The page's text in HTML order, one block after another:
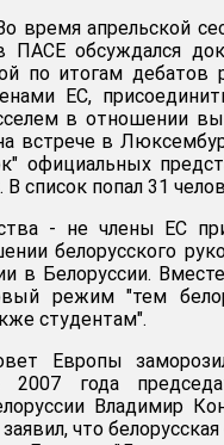
время апрельской
ПАСЕ обсуждался
по итогам дебатов
ЕС,
в отношении
встрече в
официальных
список попал 31
- не члены ЕС
белорусского
в Белоруссии.
режим "тем
студентам".
Европы
2007 года
Владимир
что